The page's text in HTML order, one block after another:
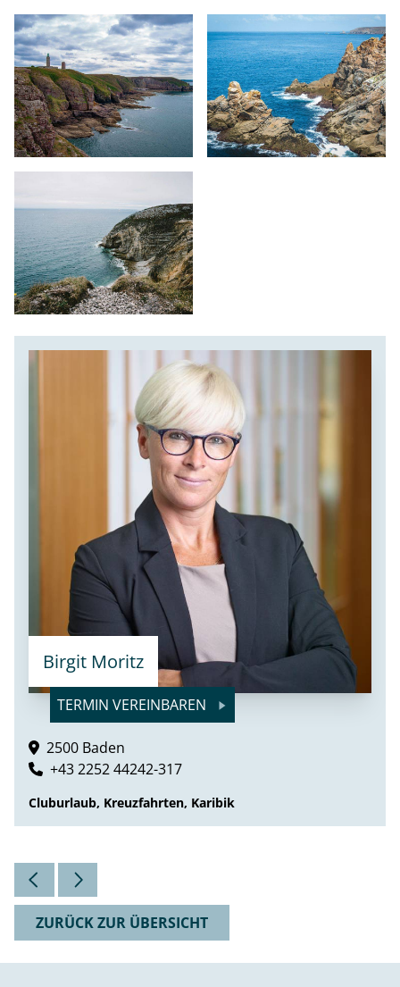
Birgit Moritz
TERMIN VEREINBAREN
2500 Baden
+43 2252 44242-317
Cluburlaub, Kreuzfahrten, Karibik
ZURÜCK ZUR ÜBERSICHT